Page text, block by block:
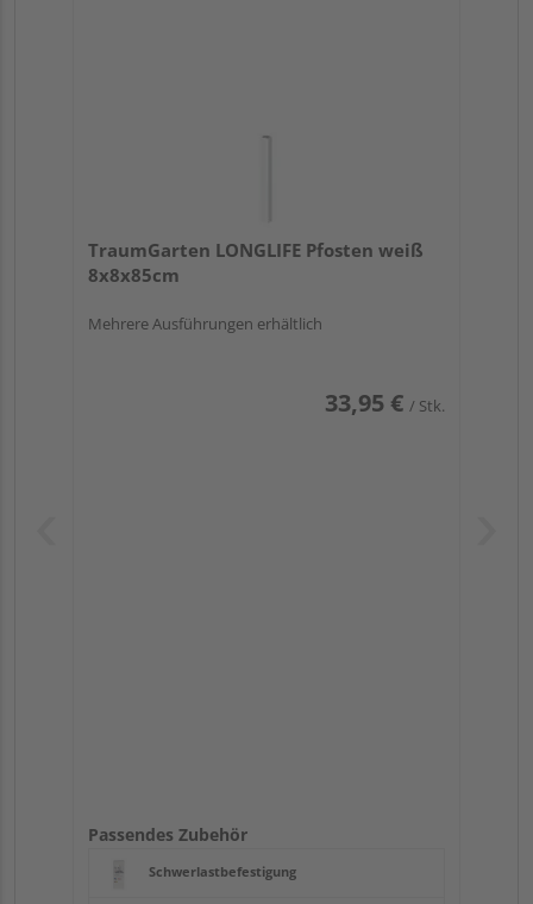
TraumGarten LONGLIFE Pfosten weiß
8x8x85cm
Mehrere Ausführungen erhältlich
33,95 € / Stk.
Passendes Zubehör
Schwerlastbefestigung